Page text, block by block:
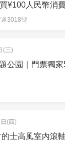
¥100人民幣消
暑假北上好去處
3018號
(三)
公園｜門票獨家
(四)
的士高風室內滾